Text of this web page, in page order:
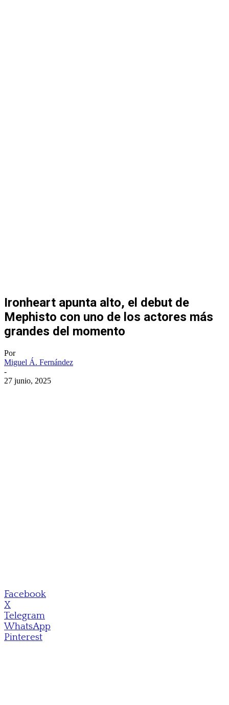
Ironheart apunta alto, el debut de
Mephisto con uno de los actores más
grandes del momento
Por
Miguel Á. Fernández
-
27 junio, 2025
Facebook
X
Telegram
WhatsApp
Pinterest